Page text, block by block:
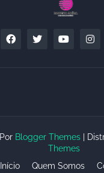
Por Blogger Themes|
Themes
Início
Quem Somos